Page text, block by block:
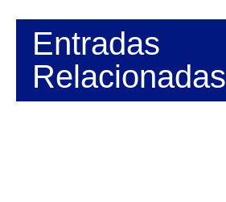
Entradas
Relacionadas